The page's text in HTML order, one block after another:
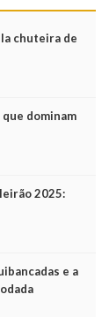
chuteira de
dominam
2025:
e a